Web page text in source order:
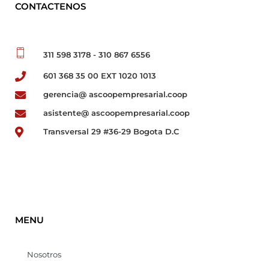
CONTACTENOS
311 598 3178 - 310 867 6556
601 368 35 00 EXT 1020 1013
gerencia@ ascoopempresarial.coop
asistente@ ascoopempresarial.coop
Transversal 29 #36-29 Bogota D.C
MENU
Nosotros